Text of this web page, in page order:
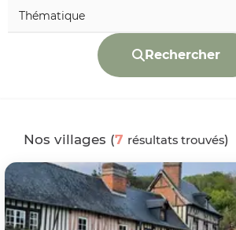
Rechercher
Nos villages (7 résultats trouvés)